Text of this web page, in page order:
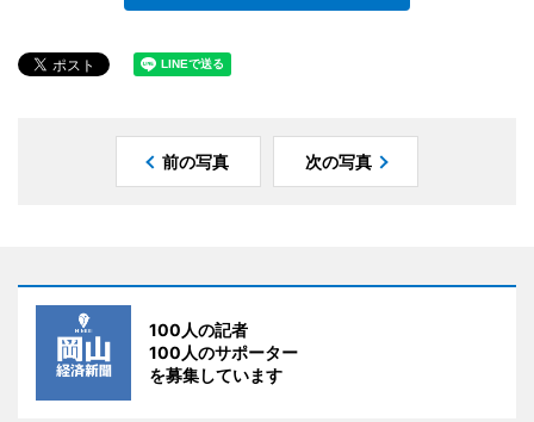
前の写真 次の写真
100人の記者
100人のサポーター
を募集しています